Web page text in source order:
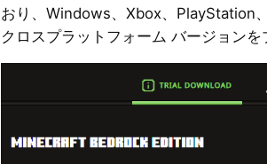
おり、Windows、Xbox、PlayStation
クロスプラットフォーム バージョンを